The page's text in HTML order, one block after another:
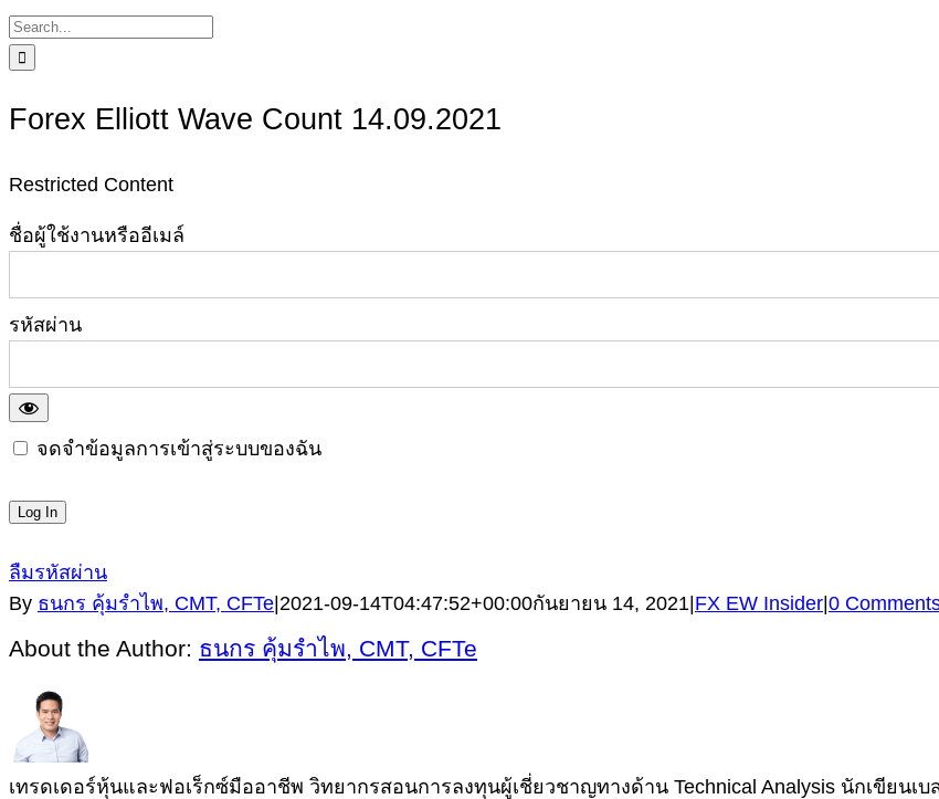
Search
for:
Forex Elliott Wave Count 14.09.2021
Restricted Content
ชื่อผู้ใช้งานหรืออีเมล์
รหัสผ่าน
จดจำข้อมูลการเข้าสู่ระบบของฉัน
ลืมรหัสผ่าน
By ธนกร คุ้มรำไพ, CMT, CFTe|2021-09-14T04:47:52+00:00กันยายน 14, 2021|FX EW Insider|0
About the Author: ธนกร คุ้มรำไพ, CMT, CFTe
เทรดเดอร์หุ้นและฟอเร็กซ์มืออาชีพ วิทยากรสอนการลงทุนผู้เชี่ยวชาญทางด้าน Technical Analysis นักเขียนเบส